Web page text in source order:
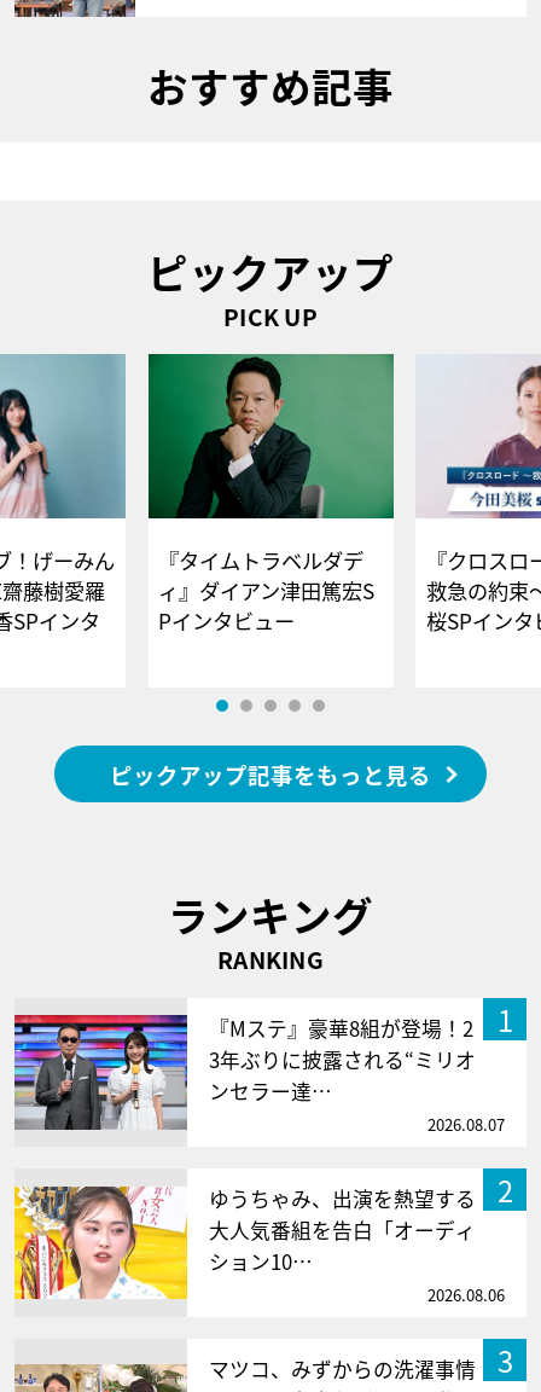
おすすめ記事
ピックアップ
PICK UP
！げーみん
藤樹愛羅
SPインタ
『タイムトラベルダデ
ィ』ダイアン津田篤宏S
Pインタビュー
『クロス
救急の約束
桜SPイ
ピックアップ記事をもっと見る
ランキング
RANKING
1
『Mステ』豪華8組が登場！2
3年ぶりに披露される“ミリオ
ンセラー達…
2026.08.07
2
ゆうちゃみ、出演を熱望する
大人気番組を告白「オーディ
ション10…
2026.08.06
3
マツコ、みずからの洗濯事情